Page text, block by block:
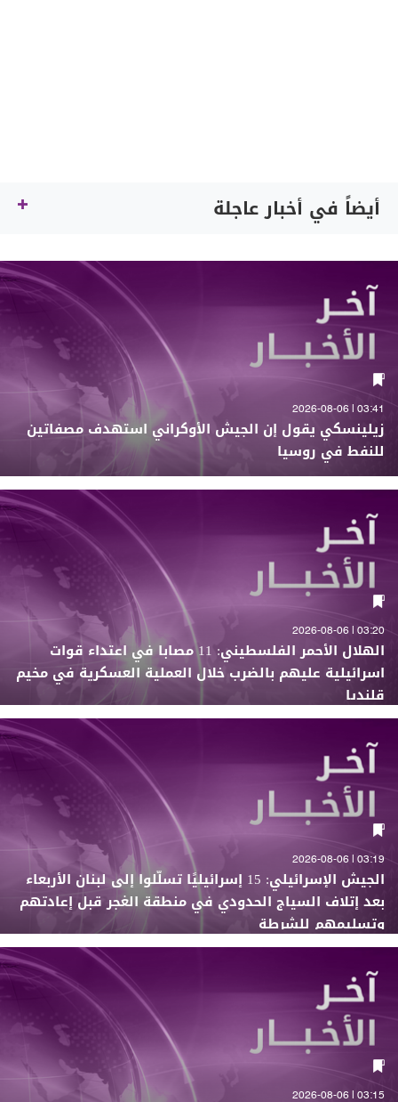
أيضاً في أخبار عاجلة
03:41 | 2026-08-06
زيلينسكي يقول إن الجيش الأوكراني استهدف مصفاتين
للنفط في روسيا
03:20 | 2026-08-06
الهلال الأحمر الفلسطيني: 11 مصابا في اعتداء قوات
اسرائيلية عليهم بالضرب خلال العملية العسكرية في مخيم
قلنديا
03:19 | 2026-08-06
الجيش الإسرائيلي: 15 إسرائيليًا تسلّلوا إلى لبنان الأربعاء
بعد إتلاف السياج الحدودي في منطقة الغجر قبل إعادتهم
وتسليمهم للشرطة
03:15 | 2026-08-06